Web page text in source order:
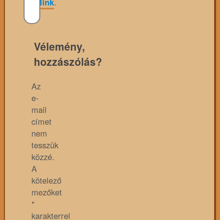
Vélemény,
hozzászólás?
Az
e-
mail
címet
nem
tesszük
közzé.
A
kötelező
mezőket
*
karakterrel